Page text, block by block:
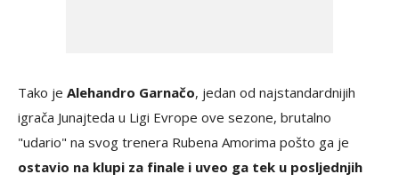
Tako je Alehandro Garnačo, jedan od najstandardnijih
igrača Junajteda u Ligi Evrope ove sezone, brutalno
"udario" na svog trenera Rubena Amorima pošto ga je
ostavio na klupi za finale i uveo ga tek u posljednjih